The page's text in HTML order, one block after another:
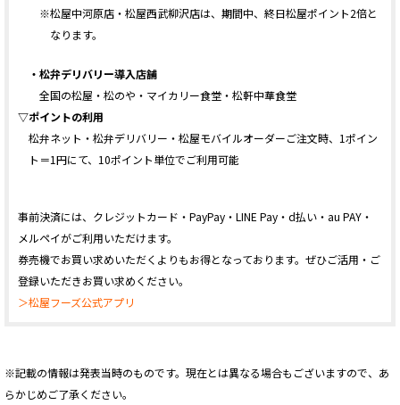
※松屋中河原店・松屋西武柳沢店は、期間中、終日松屋ポイント2倍と
なります。
・松弁デリバリー導入店舗
全国の松屋・松のや・マイカリー食堂・松軒中華食堂
▽ポイントの利用
松弁ネット・松弁デリバリー・松屋モバイルオーダーご注文時、1ポイン
ト＝1円にて、10ポイント単位でご利用可能
事前決済には、クレジットカード・PayPay・LINE Pay・d払い・au PAY・
メルペイがご利用いただけます。
券売機でお買い求めいただくよりもお得となっております。ぜひご活用・ご
登録いただきお買い求めください。
＞松屋フーズ公式アプリ
※記載の情報は発表当時のものです。現在とは異なる場合もございますので、あ
らかじめご了承ください。